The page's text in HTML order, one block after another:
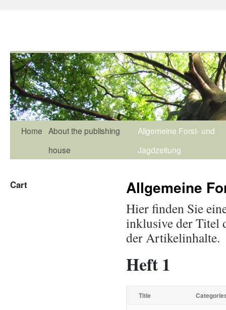
Home About the publishing
house
Allgemeine Forst- und
Jagdzeitung
Allgemeine
Hier finden Sie
inklusive der Titel
der Artikelinhalte.
Heft 1
Title
Cart